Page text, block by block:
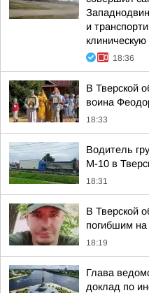
и
18:36
В Тверской
воина
18:33
Водитель
М-10 в
18:31
В Тверской
погибшим
18:19
Глава
доклад по